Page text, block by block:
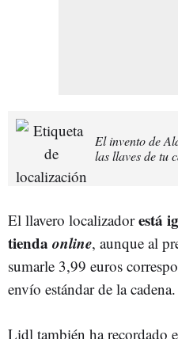
El invento de
las llaves de tu
El llavero localizadorestá
tienda online, aunque al
sumarle 3,99 euros
envío estándar de la cadena.
Lidl también ha recordado